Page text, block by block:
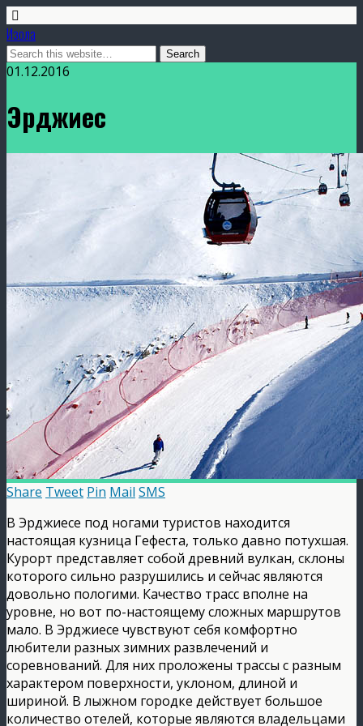
Изола
01.12.2016
Эрджиес
Share Tweet Pin Mail SMS
В Эрджиесе под ногами туристов находится
настоящая кузница Гефеста, только давно потухшая.
Курорт представляет собой древний вулкан, склоны
которого сильно разрушились и сейчас являются
довольно пологими. Качество трасс вполне на
уровне, но вот по-настоящему сложных маршрутов
мало. В Эрджиесе чувствуют себя комфортно
любители разных зимних развлечений и
соревнований. Для них проложены трассы с разным
характером поверхности, уклоном, длиной и
шириной. В лыжном городке действует большое
количество отелей, которые являются владельцами